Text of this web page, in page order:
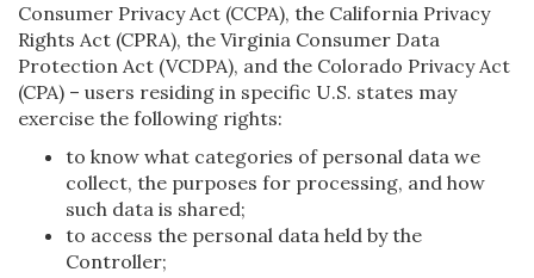
Consumer Privacy Act (CCPA), the California Privacy
Rights Act (CPRA), the Virginia Consumer Data
Protection Act (VCDPA), and the Colorado Privacy Act
(CPA) – users residing in specific U.S. states may
exercise the following rights:
to know what categories of personal data we
collect, the purposes for processing, and how
such data is shared;
to access the personal data held by the
Controller;